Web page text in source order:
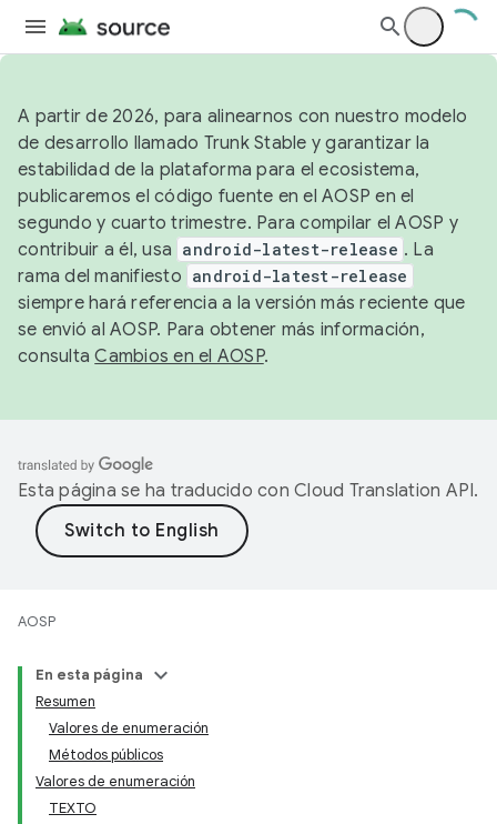
A partir de 2026, para alinearnos con nuestro modelo
de desarrollo llamado Trunk Stable y garantizar la
estabilidad de la plataforma para el ecosistema,
publicaremos el código fuente en el AOSP en el
segundo y cuarto trimestre. Para compilar el AOSP y
contribuir a él, usa android-latest-release . La
rama del manifiesto android-latest-release
siempre hará referencia a la versión más reciente que
se envió al AOSP. Para obtener más información,
consultaCambios en el AOSP.
Esta página se ha traducido con Cloud Translation API.
AOSP
En esta página
Resumen
Valores de enumeración
Métodos públicos
Valores de enumeración
TEXTO